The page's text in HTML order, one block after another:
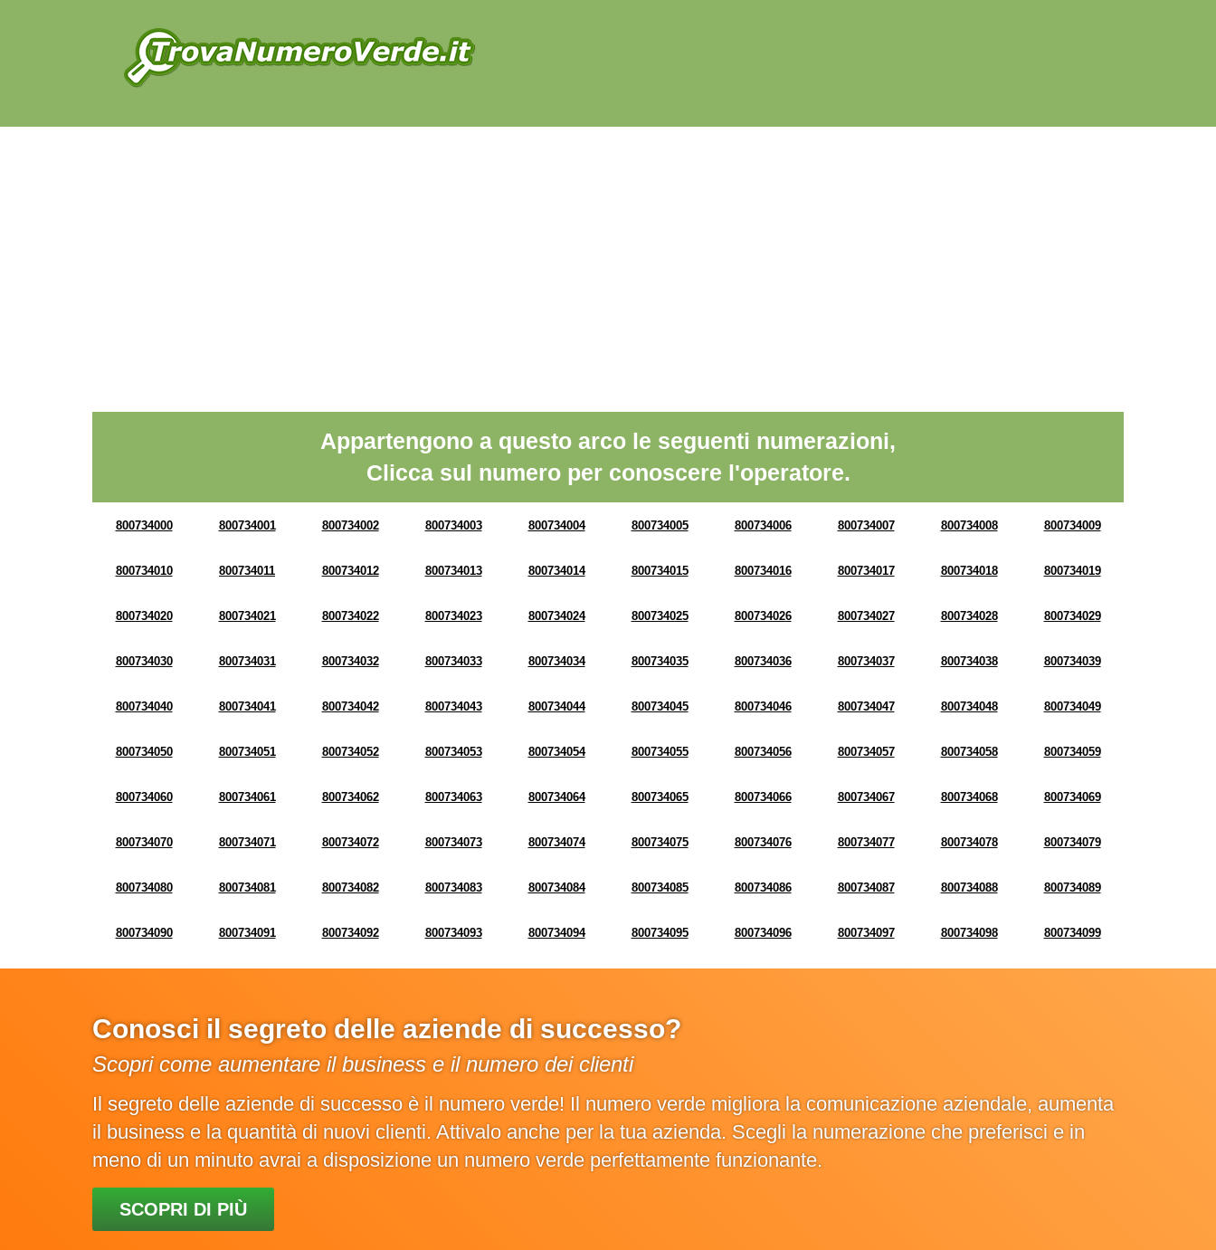
Appartengono a questo arco le seguenti numerazioni,
Clicca sul numero per conoscere l'operatore.
800734000 800734001 800734002 800734003 800734004 800734005 800734006 800734007 800734008 800734009
800734010 800734011 800734012 800734013 800734014 800734015 800734016 800734017 800734018 800734019
800734020 800734021 800734022 800734023 800734024 800734025 800734026 800734027 800734028 800734029
800734030 800734031 800734032 800734033 800734034 800734035 800734036 800734037 800734038 800734039
800734040 800734041 800734042 800734043 800734044 800734045 800734046 800734047 800734048 800734049
800734050 800734051 800734052 800734053 800734054 800734055 800734056 800734057 800734058 800734059
800734060 800734061 800734062 800734063 800734064 800734065 800734066 800734067 800734068 800734069
800734070 800734071 800734072 800734073 800734074 800734075 800734076 800734077 800734078 800734079
800734080 800734081 800734082 800734083 800734084 800734085 800734086 800734087 800734088 800734089
800734090 800734091 800734092 800734093 800734094 800734095 800734096 800734097 800734098 800734099
Conosci il segreto delle aziende di successo?
Scopri come aumentare il business e il numero dei clienti
Il segreto delle aziende di successo è il numero verde! Il numero verde migliora la comunicazione aziendale, aumenta
il business e la quantità di nuovi clienti. Attivalo anche per la tua azienda. Scegli la numerazione che preferisci e in
meno di un minuto avrai a disposizione un numero verde perfettamente funzionante.
SCOPRI DI PIÙ